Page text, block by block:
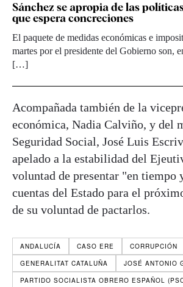
Sánchez se apropia de las
que espera concreciones
El paquete de medidas económicas e
martes por el presidente del Gobierno son,
[…]
Acompañada también de la
económica, Nadia Calviño, y del
Seguridad Social, José Luis
apelado a la estabilidad del
voluntad de presentar "en tiempo
cuentas del Estado para el
de su voluntad de pactarlos.
ANDALUCÍA CASO ERE
CORRUPCIÓN
GENERALITAT CATALUÑA
JOSÉ ANTONIO
PARTIDO SOCIALISTA OBRERO ESPAÑOL